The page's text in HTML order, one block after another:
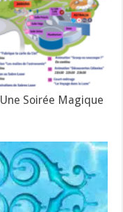
Soirée Magique